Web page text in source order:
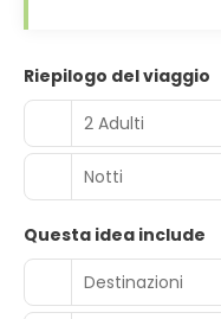
Riepilogo del viaggio
2 Adulti
Notti
Questa idea include
Destinazioni